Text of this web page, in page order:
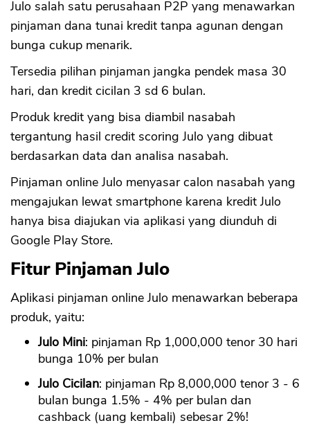
Julo salah satu perusahaan P2P yang menawarkan
pinjaman dana tunai kredit tanpa agunan dengan
bunga cukup menarik.
Tersedia pilihan pinjaman jangka pendek masa 30
hari, dan kredit cicilan 3 sd 6 bulan.
Produk kredit yang bisa diambil nasabah
tergantung hasil credit scoring Julo yang dibuat
berdasarkan data dan analisa nasabah.
Pinjaman online Julo menyasar calon nasabah yang
mengajukan lewat smartphone karena kredit Julo
hanya bisa diajukan via aplikasi yang diunduh di
Google Play Store.
Fitur Pinjaman Julo
Aplikasi pinjaman online Julo menawarkan beberapa
produk, yaitu:
Julo Mini: pinjaman Rp 1,000,000 tenor 30 hari
bunga 10% per bulan
Julo Cicilan: pinjaman Rp 8,000,000 tenor 3 - 6
bulan bunga 1.5% - 4% per bulan dan
cashback (uang kembali) sebesar 2%!